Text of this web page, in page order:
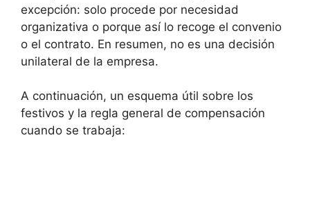
excepción: solo procede por necesidad
organizativa o porque así lo recoge el convenio
o el contrato. En resumen, no es una decisión
unilateral de la empresa.
A continuación, un esquema útil sobre los
festivos y la regla general de compensación
cuando se trabaja: